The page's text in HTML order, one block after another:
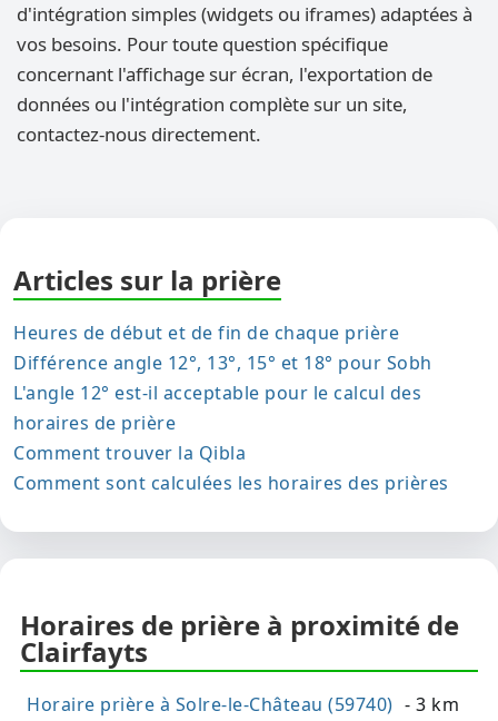
d'intégration simples (widgets ou iframes) adaptées à
vos besoins. Pour toute question spécifique
concernant l'affichage sur écran, l'exportation de
données ou l'intégration complète sur un site,
contactez-nous directement.
Articles sur la prière
Heures de début et de fin de chaque prière
Différence angle 12°, 13°, 15° et 18° pour Sobh
L'angle 12° est-il acceptable pour le calcul des
horaires de prière
Comment trouver la Qibla
Comment sont calculées les horaires des prières
Horaires de prière à proximité de
Clairfayts
Horaire prière à Solre-le-Château (59740) - 3 km